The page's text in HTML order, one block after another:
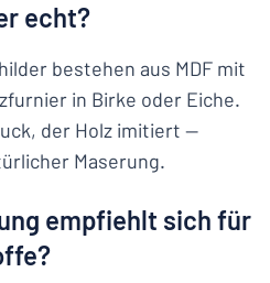
echt?
bestehen aus MDF mit
in Birke oder Eiche.
der Holz imitiert —
Maserung.
empfiehlt sich für